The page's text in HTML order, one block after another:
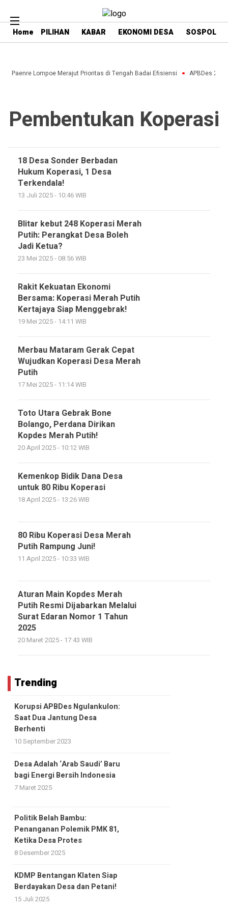
Home PILIHAN KABAR EKONOMI DESA SOSPOL
Paenre Lompoe Merajut Prioritas di Tengah Badai Efisiensi APBDes
Pembentukan Koperasi
18 Desa Sonder Berbadan
Hukum Koperasi, 1 Desa
Terkendala!
13 Juli 2025 - 10:46 WIB
Blitar kebut 248 Koperasi Merah
Putih: Perangkat Desa Boleh
Jadi Ketua?
23 Mei 2025 - 08:56 WIB
Rakit Kekuatan Ekonomi
Bersama: Koperasi Merah Putih
Kertajaya Siap Menggebrak!
19 Mei 2025 - 14:11 WIB
Merbau Mataram Gerak Cepat
Wujudkan Koperasi Desa Merah
Putih
17 Mei 2025 - 11:14 WIB
Toto Utara Gebrak Bone
Bolango, Perdana Dirikan
Kopdes Merah Putih!
20 April 2025 - 10:12 WIB
Kemenkop Bidik Dana Desa
untuk 80 Ribu Koperasi
18 April 2025 - 13:26 WIB
80 Ribu Koperasi Desa Merah
Putih Rampung Juni!
11 April 2025 - 10:33 WIB
Aturan Main Kopdes Merah
Putih Resmi Dijabarkan Melalui
Surat Edaran Nomor 1 Tahun
2025
20 Maret 2025 - 17:43 WIB
Trending
Korupsi APBDes Ngulankulon:
Saat Dua Jantung Desa
Berhenti
10 September 2023
Desa Adalah ‘Arab Saudi’ Baru
bagi Energi Bersih Indonesia
7 Maret 2025
Politik Belah Bambu:
Penanganan Polemik PMK 81,
Ketika Desa Protes
8 Desember 2025
KDMP Bentangan Klaten Siap
Berdayakan Desa dan Petani!
15 Juli 2025